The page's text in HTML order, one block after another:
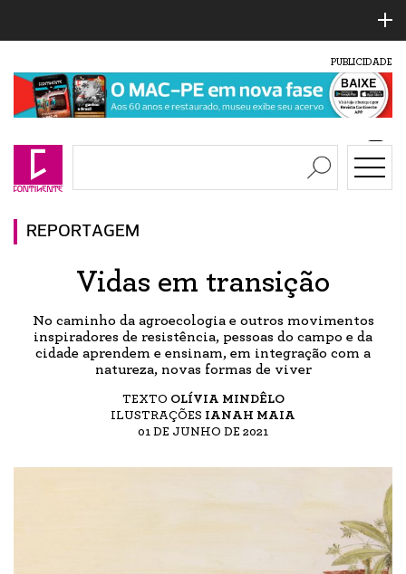
PUBLICIDADE
REPORTAGEM
Vidas em transição
No caminho da agroecologia e outros movimentos
inspiradores de resistência, pessoas do campo e da
cidade aprendem e ensinam, em integração com a
natureza, novas formas de viver
TEXTO OLÍVIA MINDÊLO
ILUSTRAÇÕES IANAH MAIA
01 DE JUNHO DE 2021